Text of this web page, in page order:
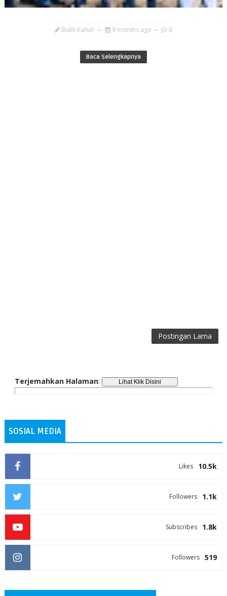
Bidik Kalsel 9 months ago 0
Baca Selengkapnya
Postingan Lama
Terjemahkan Halaman:
SOSIAL MEDIA
10.5k
Likes
1.1k
Followers
1.8k
Subscribes
519
Followers